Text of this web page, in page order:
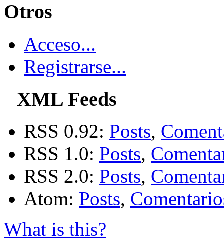
Otros
Acceso...
Registrarse...
XML Feeds
RSS 0.92: Posts,
RSS 1.0: Posts,
RSS 2.0: Posts,
Atom: Posts,
What is this?